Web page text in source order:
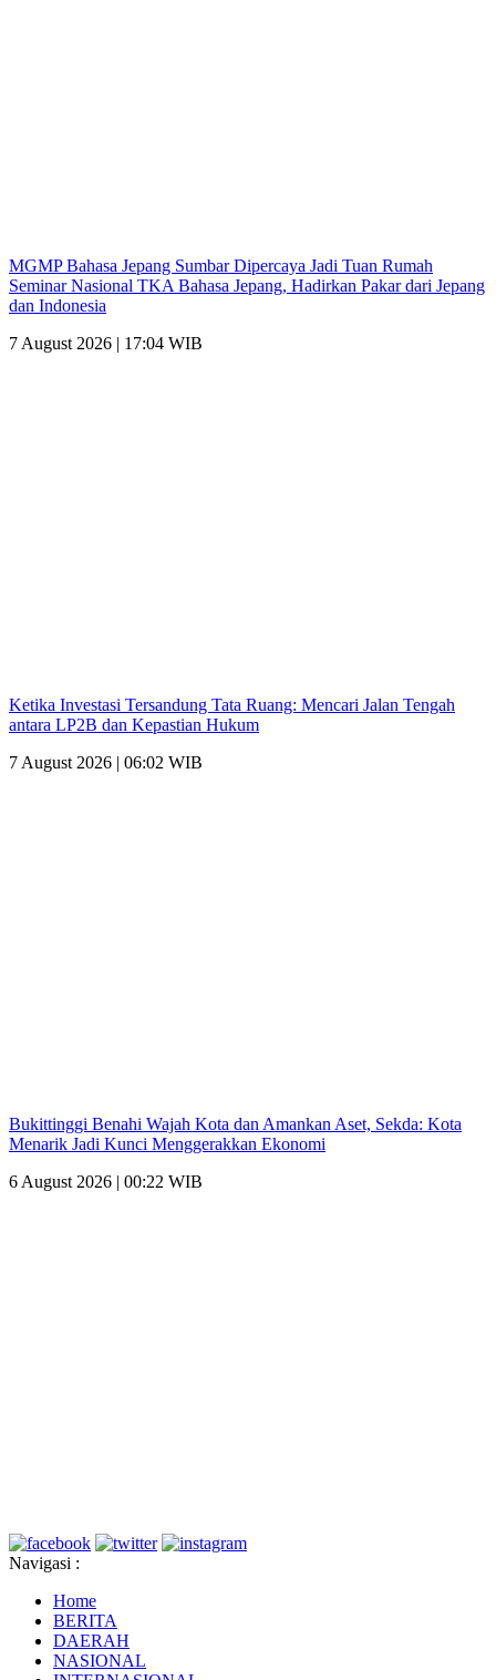
MGMP Bahasa Jepang Sumbar Dipercaya Jadi Tuan Rumah
Seminar Nasional TKA Bahasa Jepang, Hadirkan Pakar dari Jepang
dan Indonesia
7 August 2026 | 17:04 WIB
Ketika Investasi Tersandung Tata Ruang: Mencari Jalan Tengah
antara LP2B dan Kepastian Hukum
7 August 2026 | 06:02 WIB
Bukittinggi Benahi Wajah Kota dan Amankan Aset, Sekda: Kota
Menarik Jadi Kunci Menggerakkan Ekonomi
6 August 2026 | 00:22 WIB
Navigasi :
Home
BERITA
DAERAH
NASIONAL